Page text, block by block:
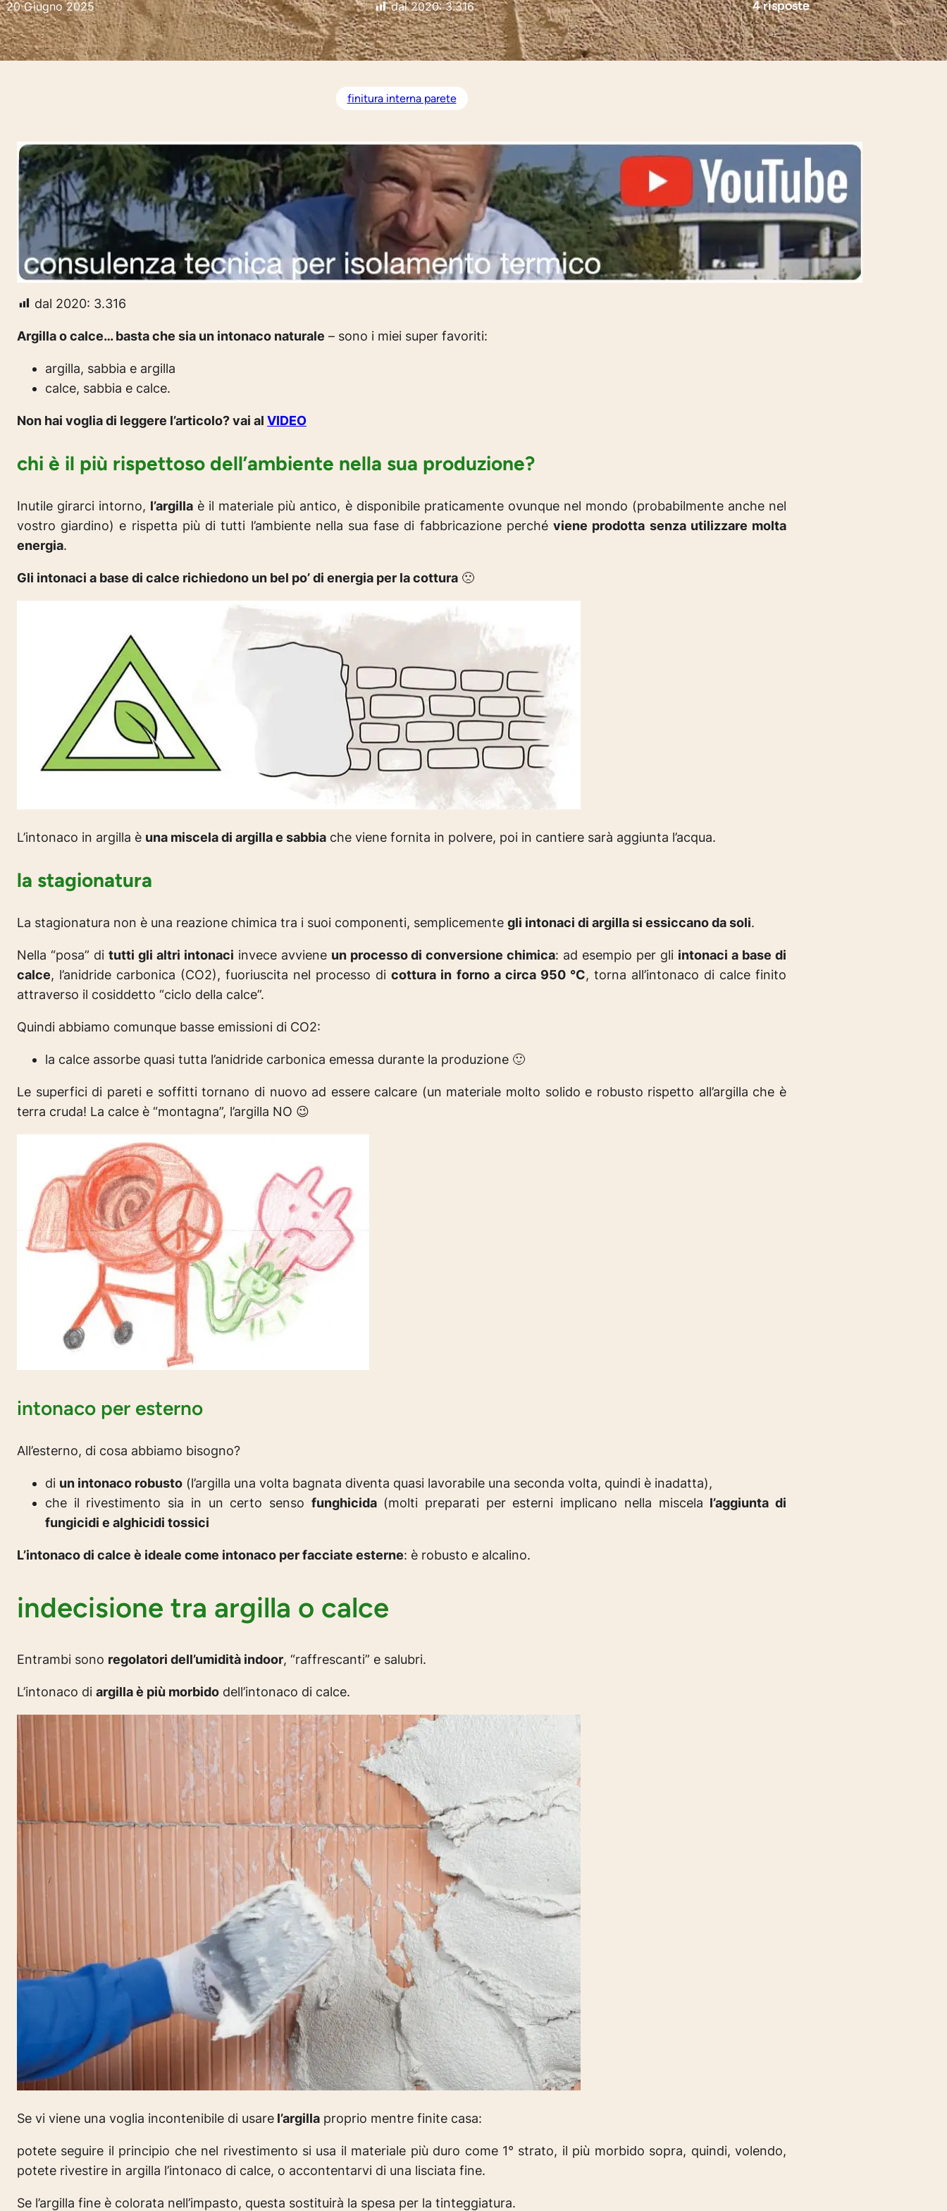
20 Giugno 2025 dal 2020: 3.316 4 risposte
finitura interna parete
dal 2020: 3.316
Argilla o calce… basta che sia un intonaco naturale – sono i miei super favoriti:
argilla, sabbia e argilla
calce, sabbia e calce.
Non hai voglia di leggere l’articolo? vai al VIDEO
chi è il più rispettoso dell’ambiente nella sua produzione?
Inutile girarci intorno, l’argilla è il materiale più antico, è disponibile praticamente ovunque nel mondo (probabilmente anche nel
vostro giardino) e rispetta più di tutti l’ambiente nella sua fase di fabbricazione perchéviene prodotta senza utilizzare molta
energia.
Gli intonaci a base di calce richiedono un bel po’ di energia per la cottura 🙁
L’intonaco in argilla è una miscela di argilla e sabbia che viene fornita in polvere, poi in cantiere sarà aggiunta l’acqua.
la stagionatura
La stagionatura non è una reazione chimica tra i suoi componenti, semplicemente gli intonaci di argilla si essiccano da soli.
Nella “posa” di tutti gli altri intonaci invece avviene un processo di conversione chimica: ad esempio per gli intonaci a base di
calce, l’anidride carbonica (CO2), fuoriuscita nel processo dicottura in forno a circa 950 °C, torna all’intonaco di calce finito
attraverso il cosiddetto “ciclo della calce”.
Quindi abbiamo comunque basse emissioni di CO2:
la calce assorbe quasi tutta l’anidride carbonica emessa durante la produzione 🙂
Le superfici di pareti e soffitti tornano di nuovo ad essere calcare (un materiale molto solido e robusto rispetto all’argilla che è
terra cruda! La calce è “montagna”, l’argilla NO 😉
intonaco per esterno
All’esterno, di cosa abbiamo bisogno?
di un intonaco robusto (l’argilla una volta bagnata diventa quasi lavorabile una seconda volta, quindi è inadatta),
che il rivestimento sia in un certo senso funghicida(molti preparati per esterni implicano nella miscela l’aggiunta di
fungicidi e alghicidi tossici
L’intonaco di calce è ideale come intonaco per facciate esterne: è robusto e alcalino.
indecisione tra argilla o calce
Entrambi sono regolatori dell’umidità indoor, “raffrescanti” e salubri.
L’intonaco di argilla è più morbido dell’intonaco di calce.
Se vi viene una voglia incontenibile di usare l’argilla proprio mentre finite casa:
potete seguire il principio che nel rivestimento si usa il materiale più duro come 1° strato, il più morbido sopra, quindi, volendo,
potete rivestire in argilla l’intonaco di calce, o accontentarvi di una lisciata fine.
Se l’argilla fine è colorata nell’impasto, questa sostituirà la spesa per la tinteggiatura.